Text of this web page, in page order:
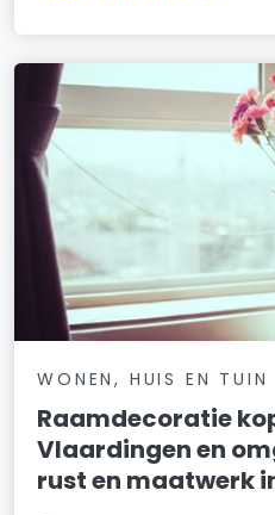
WONEN, HUIS EN TUIN
Raamdecoratie
Vlaardingen en
rust en maatwerk